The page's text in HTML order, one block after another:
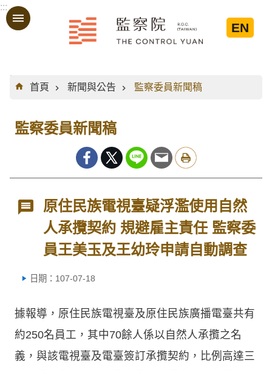
跳到主要內容區塊
:::
EN
:::
首頁
新聞與公告 監察委員新聞稿
監察委員新聞稿
原住民族電視臺疑浮濫使用自然
人承攬契約 規避雇主責任 監察委
員王美玉及王幼玲申請自動調查
日期：107-07-18
據報導，原住民族電視臺及原住民族廣播電臺共有
約250名員工，其中70餘人係以自然人承攬之名
義，與該電視臺及電臺簽訂承攬契約，比例高達三